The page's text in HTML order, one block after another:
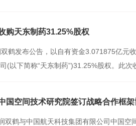
购天东制药31.25%股权
鹤发布公告，以自有资金3.071875亿元
(以下简称“天东制药”)31.25%股权。此次
国空间技术研究院签订战略合作框
双鹤与中国航天科技集团有限公司中国